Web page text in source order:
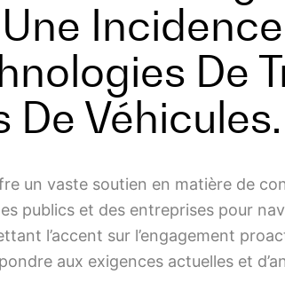
De
Véhicules.
un vaste soutien en matière de
publics et des entreprises pour
l’accent sur l’engagement
aux exigences actuelles et